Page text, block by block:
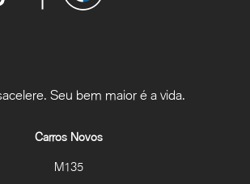
Seu bem maior é a vida.
Carros Novos
M135